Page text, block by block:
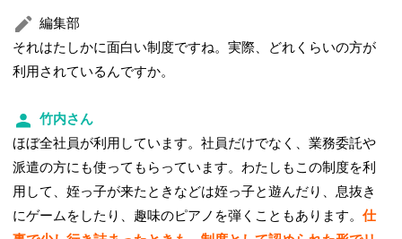
編集部
それはたしかに面白い制度ですね。実際、どれくらいの方が
利用されているんですか。
竹内さん
ほぼ全社員が利用しています。社員だけでなく、業務委託や
派遣の方にも使ってもらっています。わたしもこの制度を利
用して、姪っ子が来たときなどは姪っ子と遊んだり、息抜き
にゲームをしたり、趣味のピアノを弾くこともあります。仕